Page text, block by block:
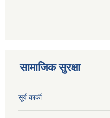
सामाजिक सुरक्षा
सूर्य कार्की